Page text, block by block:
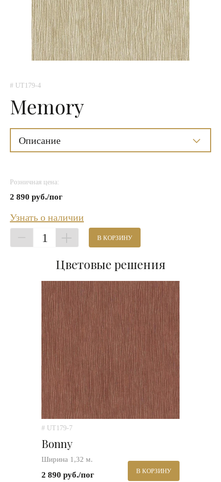
# UT179-4
Memory
Описание
Розничная цена:
2 890 руб./пог
Узнать о наличии
1 В КОРЗИНУ
Цветовые решения
# UT179-7
Bonny
Ширина 1,32 м.
2 890 руб./пог В КОРЗИНУ